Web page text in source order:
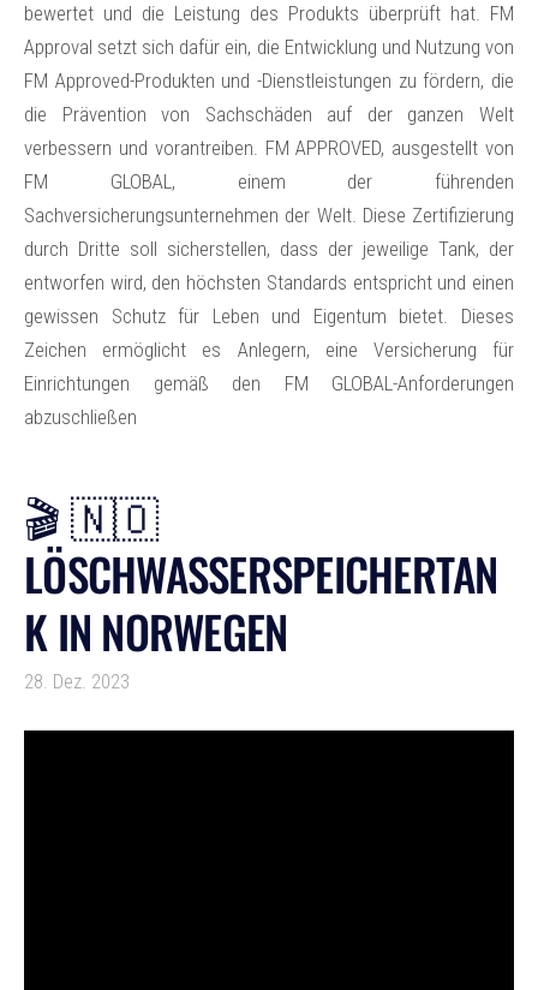
bewertet und die Leistung des Produkts überprüft hat. FM
Approval setzt sich dafür ein, die Entwicklung und Nutzung von
FM Approved-Produkten und -Dienstleistungen zu fördern, die
die Prävention von Sachschäden auf der ganzen Welt
verbessern und vorantreiben. FM APPROVED, ausgestellt von
FM GLOBAL, einem der führenden
Sachversicherungsunternehmen der Welt. Diese Zertifizierung
durch Dritte soll sicherstellen, dass der jeweilige Tank, der
entworfen wird, den höchsten Standards entspricht und einen
gewissen Schutz für Leben und Eigentum bietet. Dieses
Zeichen ermöglicht es Anlegern, eine Versicherung für
Einrichtungen gemäß den FM GLOBAL-Anforderungen
abzuschließen
🎬 🇳🇴
LÖSCHWASSERSPEICHERTAN
K IN NORWEGEN
28. Dez. 2023